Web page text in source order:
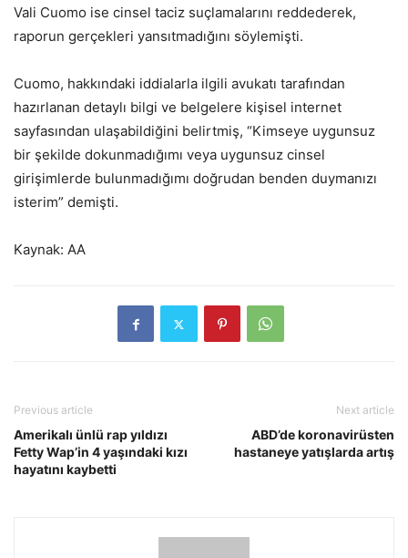
Vali Cuomo ise cinsel taciz suçlamalarını reddederek,
raporun gerçekleri yansıtmadığını söylemişti.
Cuomo, hakkındaki iddialarla ilgili avukatı tarafından
hazırlanan detaylı bilgi ve belgelere kişisel internet
sayfasından ulaşabildiğini belirtmiş, “Kimseye uygunsuz
bir şekilde dokunmadığımı veya uygunsuz cinsel
girişimlerde bulunmadığımı doğrudan benden duymanızı
isterim” demişti.
Kaynak: AA
Previous article
Amerikalı ünlü rap yıldızı
Fetty Wap’in 4 yaşındaki kızı
hayatını kaybetti
Next article
ABD’de koronavirüsten
hastaneye yatışlarda artış